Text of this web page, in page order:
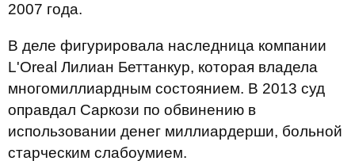
2007 года.
В деле фигурировала наследница компании
L'Oreal Лилиан Беттанкур, которая владела
многомиллиардным состоянием. В 2013 суд
оправдал Саркози по обвинению в
использовании денег миллиардерши, больной
старческим слабоумием.